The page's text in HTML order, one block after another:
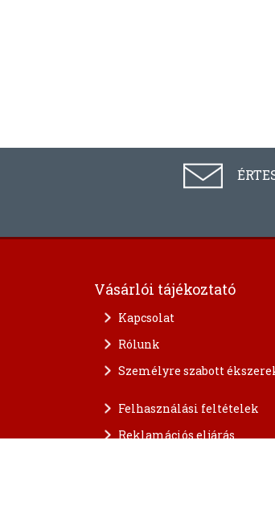
Vásárlói tájékoztató
Kapcsolat
Rólunk
Személyre szabott
Felhasználási feltételek
Reklamációs eljárás